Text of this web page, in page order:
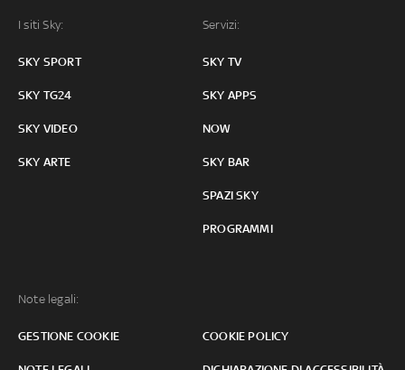
I siti Sky:
SKY SPORT
SKY TG24
SKY VIDEO
SKY ARTE
Servizi:
SKY TV
SKY APPS
NOW
SKY BAR
SPAZI SKY
PROGRAMMI
Note legali:
GESTIONE COOKIE COOKIE POLICY